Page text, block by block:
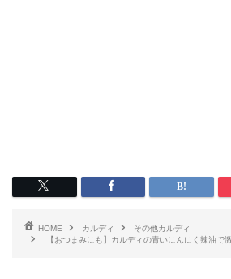
HOME カルディ
その他カルディ
【おつまみにも】カルディの青いにんにく辣油で